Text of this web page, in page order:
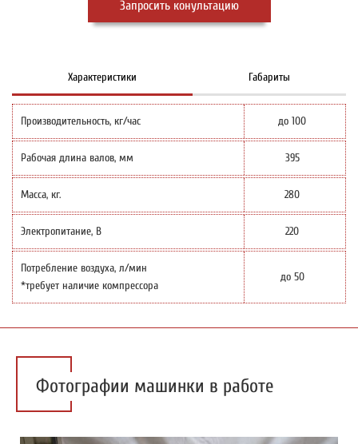
Запросить конультацию
Характеристики Габариты
Производительность, кг/час до 100
Рабочая длина валов, мм 395
Масса, кг. 280
Электропитание, В 220
Потребление воздуха, л/мин
*требует наличие компрессора
до 50
Фотографии машинки в работе